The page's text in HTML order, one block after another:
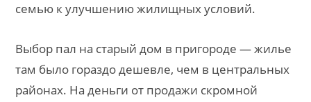
семью к улучшению жилищных условий.
Выбор пал на старый дом в пригороде — жилье
там было гораздо дешевле, чем в центральных
районах. На деньги от продажи скромной